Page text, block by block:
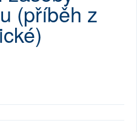
(příběh z